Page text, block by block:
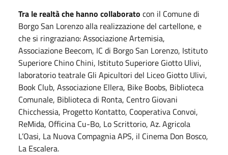
Tra le realtà che hanno collaborato con il Comune di
Borgo San Lorenzo alla realizzazione del cartellone, e
che si ringraziano: Associazione Artemisia,
Associazione Beecom, IC di Borgo San Lorenzo, Istituto
Superiore Chino Chini, Istituto Superiore Giotto Ulivi,
laboratorio teatrale Gli Apicultori del Liceo Giotto Ulivi,
Book Club, Associazione Ellera, Bike Boobs, Biblioteca
Comunale, Biblioteca di Ronta, Centro Giovani
Chicchessia, Progetto Kontatto, Cooperativa Convoi,
ReMida, Officina Cu-Bo, Lo Scrittorio, Az. Agricola
L’Oasi, La Nuova Compagnia APS, il Cinema Don Bosco,
La Escalera.